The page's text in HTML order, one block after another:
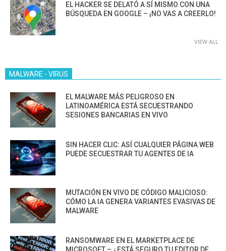
EL HACKER SE DELATÓ A SÍ MISMO CON UNA
BÚSQUEDA EN GOOGLE – ¡NO VAS A CREERLO!
VIEW ALL
MALWARE - VIRUS
EL MALWARE MÁS PELIGROSO EN
LATINOAMÉRICA ESTÁ SECUESTRANDO
SESIONES BANCARIAS EN VIVO
SIN HACER CLIC: ASÍ CUALQUIER PÁGINA WEB
PUEDE SECUESTRAR TU AGENTES DE IA
MUTACIÓN EN VIVO DE CÓDIGO MALICIOSO:
CÓMO LA IA GENERA VARIANTES EVASIVAS DE
MALWARE
RANSOMWARE EN EL MARKETPLACE DE